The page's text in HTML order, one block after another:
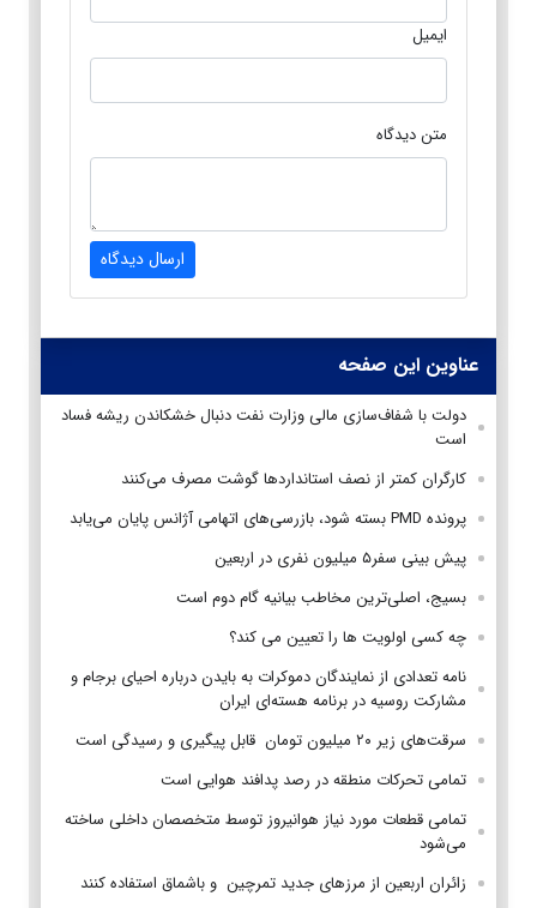
ایمیل
متن دیدگاه
ارسال دیدگاه
عناوین این صفحه
دولت با شفاف‌سازی مالی وزارت نفت دنبال خشکاندن ریشه فساد
است
کارگران کمتر از نصف استانداردها گوشت مصرف می‌کنند
پرونده PMD بسته شود، بازرسی‌های اتهامی آژانس پایان می‌یابد
پیش بینی سفر۵ میلیون نفری در اربعین
بسیج، اصلی‌ترین مخاطب بیانیه گام دوم است
چه کسی اولویت ها را تعیین می کند؟
نامه تعدادی از نمایندگان دموکرات به بایدن درباره احیای برجام و
مشارکت روسیه در برنامه هسته‌ای ایران
سرقت‌های زیر ۲۰ میلیون تومان قابل پیگیری و رسیدگی است
تمامی تحرکات منطقه‌ در رصد پدافند هوایی است
تمامی قطعات مورد نیاز هوانیروز توسط متخصصان داخلی ساخته
می‌شود
زائران اربعین از مرز‌های جدید تمرچین و باشماق استفاده کنند